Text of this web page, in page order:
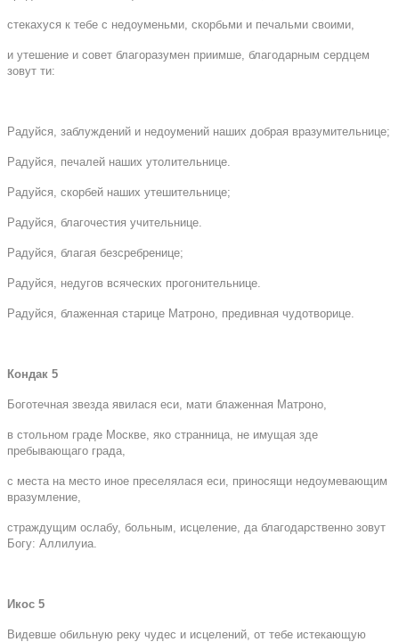
стекахуся к тебе с недоуменьми, скорбьми и печальми своими,
и утешение и совет благоразумен приимше, благодарным сердцем
зовут ти:
Радуйся, заблуждений и недоумений наших добрая вразумительнице;
Радуйся, печалей наших утолительнице.
Радуйся, скорбей наших утешительнице;
Радуйся, благочестия учительнице.
Радуйся, благая безсребренице;
Радуйся, недугов всяческих прогонительнице.
Радуйся, блаженная старице Матроно, предивная чудотворице.
Кондак 5
Боготечная звезда явилася еси, мати блаженная Матроно,
в стольном граде Москве, яко странница, не имущая зде
пребывающаго града,
с места на место иное преселялася еси, приносящи недоумевающим
вразумление,
страждущим ослабу, больным, исцеление, да благодарственно зовут
Богу: Аллилуиа.
Икос 5
Видевше обильную реку чудес и исцелений, от тебе истекающую